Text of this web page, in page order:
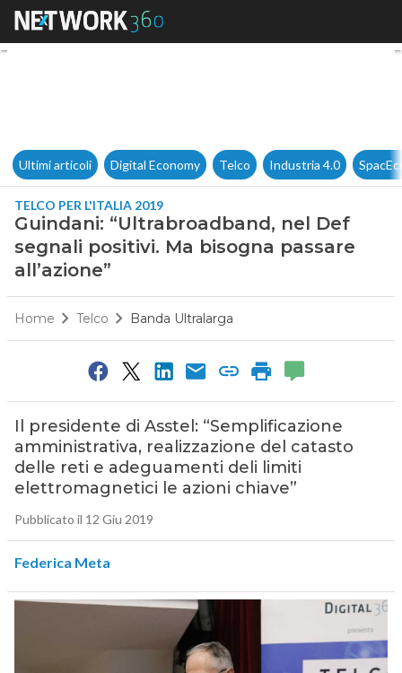
Guindani: “Ultrabroadband,
Ultimi articoli Digital Economy Telco Industria 4.0
TELCO PER L'ITALIA 2019
Guindani: “Ultrabroadband, nel Def
segnali positivi. Ma bisogna passare
all’azione”
Home Telco Banda Ultralarga
Il presidente di Asstel: “Semplificazione
amministrativa, realizzazione del catasto
delle reti e adeguamenti deli limiti
elettromagnetici le azioni chiave”
Pubblicato il 12 Giu 2019
Federica Meta